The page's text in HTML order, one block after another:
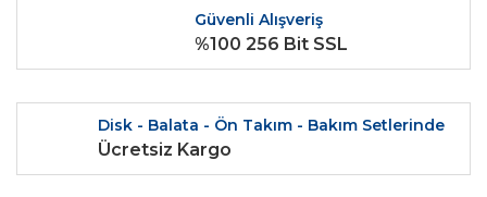
Güvenli Alışveriş
%100 256 Bit SSL
Disk - Balata - Ön Takım - Bakım Setlerinde
Ücretsiz Kargo